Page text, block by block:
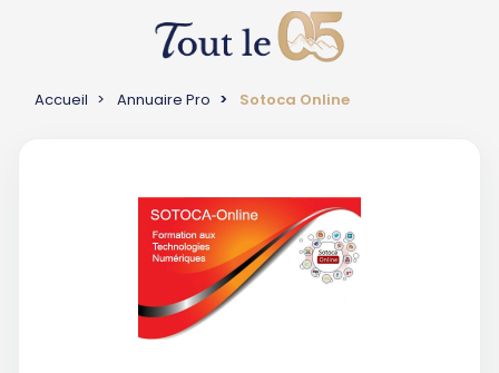
Accueil Annuaire Pro Sotoca Online